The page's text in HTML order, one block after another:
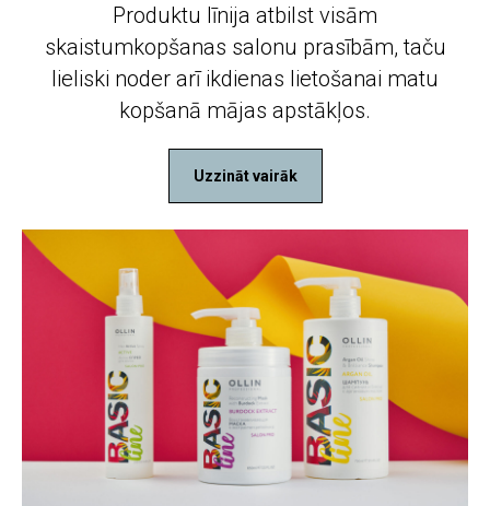
Produktu līnija atbilst visām
skaistumkopšanas salonu prasībām, taču
lieliski noder arī ikdienas lietošanai matu
kopšanā mājas apstākļos.
Uzzināt vairāk